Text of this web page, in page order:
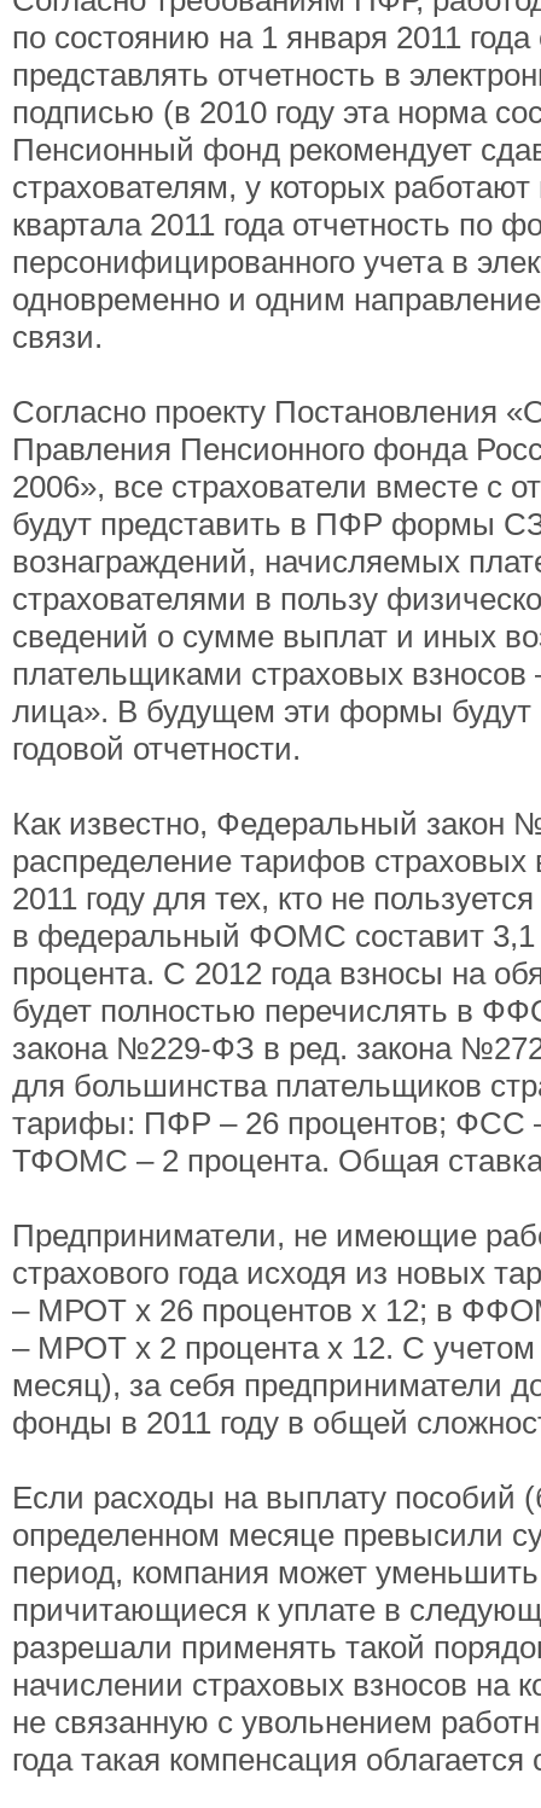
по состоянию на 1 января 2011
представлять отчетность в
подписью (в 2010 году эта норма
Пенсионный фонд рекомендует
страхователям, у которых
квартала 2011 года отчетность по
персонифицированного учета в
одновременно и одним
связи.
Согласно проекту Постановления
Правления Пенсионного фонда
2006», все страхователи вместе с
будут представить в ПФР формы
вознаграждений, начисляемых
страхователями в пользу
сведений о сумме выплат и иных
плательщиками страховых взносов
лица». В будущем эти формы будут
годовой отчетности.
Как известно, Федеральный закон
распределение тарифов
2011 году для тех, кто не
в федеральный ФОМС составит 3,1
процента. С 2012 года взносы на
будет полностью перечислять в
закона №229-ФЗ в ред. закона
для большинства плательщиков
тарифы: ПФР – 26 процентов; ФСС
ТФОМС – 2 процента. Общая ставка
Предприниматели, не имеющие
страхового года исходя из новых
– МРОТ x 26 процентов x 12; в
– МРОТ x 2 процента x 12. С
месяц), за себя предприниматели
фонды в 2011 году в общей
Если расходы на выплату пособий
определенном месяце превысили
период, компания может
причитающиеся к уплате в
разрешали применять такой
начислении страховых взносов на
не связанную с увольнением
года такая компенсация